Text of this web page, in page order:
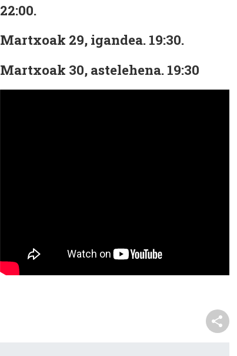
22:00.
Martxoak 29, igandea. 19:30.
Martxoak 30, astelehena. 19:30